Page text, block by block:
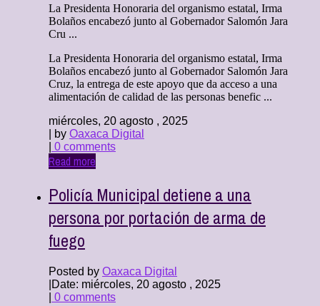
La Presidenta Honoraria del organismo estatal, Irma
Bolaños encabezó junto al Gobernador Salomón Jara
Cru ...
La Presidenta Honoraria del organismo estatal, Irma
Bolaños encabezó junto al Gobernador Salomón Jara
Cruz, la entrega de este apoyo que da acceso a una
alimentación de calidad de las personas benefic ...
miércoles, 20 agosto , 2025
| by Oaxaca Digital
0 comments
Read more
Policía Municipal detiene a una
persona por portación de arma de
fuego
Posted by Oaxaca Digital
Date: miércoles, 20 agosto , 2025
0 comments